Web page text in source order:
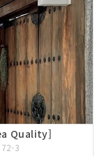
Quality]
72-3